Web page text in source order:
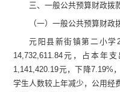
三、一般公共预算财政拨
（一） 一般公共预算财政
元阳县新街镇第二小学
14,732,611.84元， 占本年支
1,141,420.19元，下降7.19%
学生人数较上年减少，公用经